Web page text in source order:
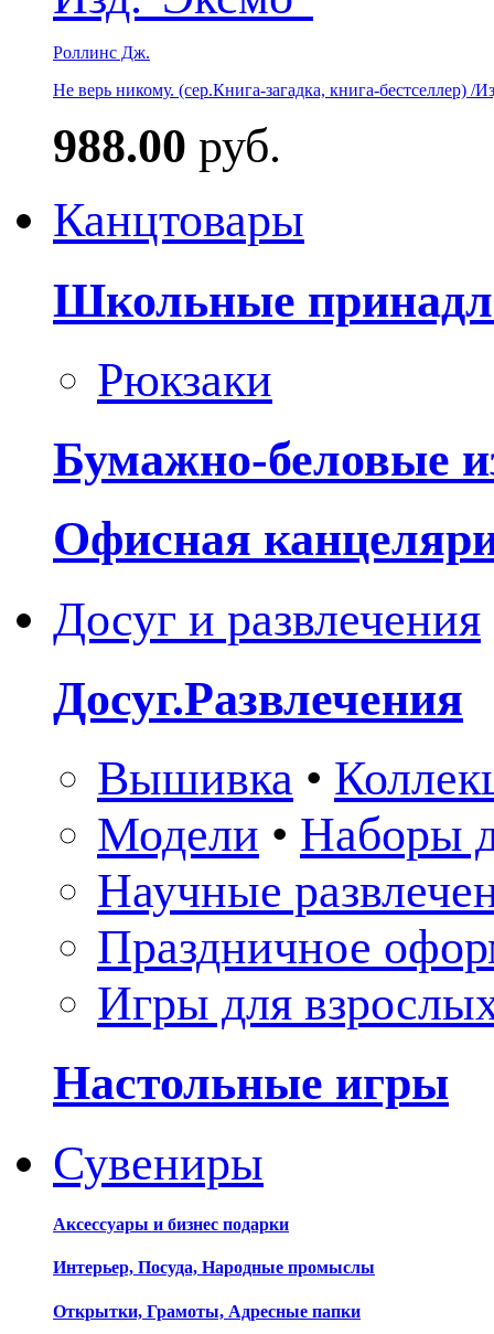
Роллинс Дж.
Не верь никому. (сер.Книга-загадка, книга-бестселлер) /
988.00 руб.
Канцтовары
Школьные
Рюкзаки
Бумажно-беловые
Офисная
Досуг и развлечения
Досуг.Развлечения
Вышивка •
Модели • Наборы
Научные
Праздничное
Игры для
Настольные игры
Сувениры
Аксессуары и бизнес подарки
Интерьер, Посуда, Народные промыслы
Открытки, Грамоты, Адресные папки